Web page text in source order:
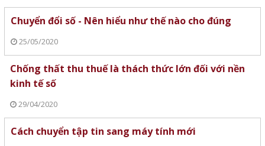
Chuyển đổi số - Nên hiểu như thế nào cho đúng
25/05/2020
Chống thất thu thuế là thách thức lớn đối với nền
kinh tế số
29/04/2020
Cách chuyển tập tin sang máy tính mới